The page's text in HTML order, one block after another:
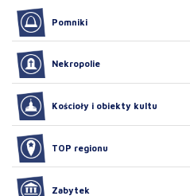
Pomniki
Nekropolie
Kościoły i obiekty kultu
TOP regionu
Zabytek